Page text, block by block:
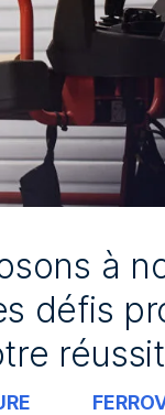
à
défis